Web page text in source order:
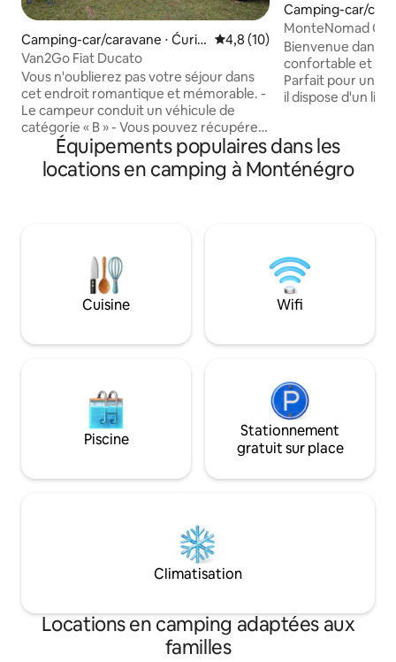
Camping-car/caravane ⋅ Ćurila
c
Évaluation moyenne sur la
4,8 (10)
Van2Go Fiat Ducato
Vous n'oublierez pas votre séjour dans
cet endroit romantique et mémorable. -
Le campeur conduit un véhicule de
catégorie « B » - Vous pouvez récupérer
et restituer le véhicule gratuitement à
Podgorica et à l'aéroport de Podgorica.
(Autres lieux de retrait possibles sur
client) - L'assurance supplémentaire est
facturée 20 € par jour (elle couvre tous
les dommages subis lors de l'utilisation
du camping-car) – Votre assistance est
vous rendre dans les pays de la région.
Camping-car/
ca
MonteNomad
aventure vous
Bienvenue dans
confortable et
Parfait pour une
il dispose d'un lit
et mini-
d'équipements
douche
flexibles et
Réservez dès
expérience
cadre agréable
Équipements populaires dans les
locations en camping à Monténégro
Cuisine Wifi
Piscine
Stationnement
gratuit sur place
Climatisation
Locations en camping adaptées aux
familles